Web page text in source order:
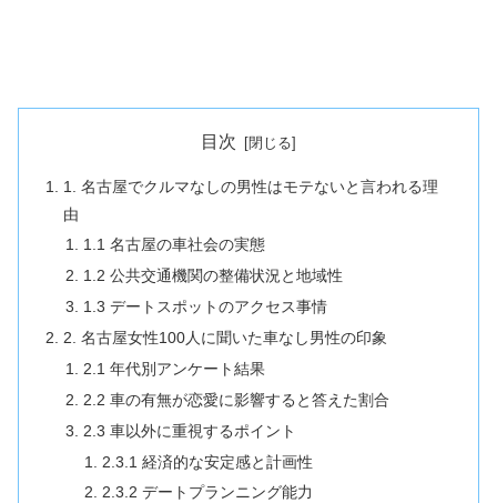
目次
1. 名古屋でクルマなしの男性はモテないと言われる理
由
1.1 名古屋の車社会の実態
1.2 公共交通機関の整備状況と地域性
1.3 デートスポットのアクセス事情
2. 名古屋女性100人に聞いた車なし男性の印象
2.1 年代別アンケート結果
2.2 車の有無が恋愛に影響すると答えた割合
2.3 車以外に重視するポイント
2.3.1 経済的な安定感と計画性
2.3.2 デートプランニング能力